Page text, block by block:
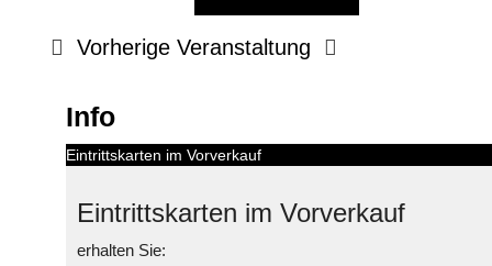
Vorherige Veranstaltung
Info
Eintrittskarten im Vorverkauf
Eintrittskarten im Vorverkauf
erhalten Sie: